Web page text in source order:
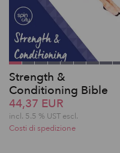
Strength &
Conditioning Bible
44,37 EUR
incl. 5.5 % UST escl.
Costi di spedizione